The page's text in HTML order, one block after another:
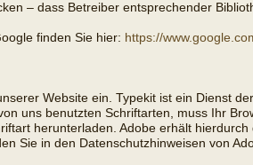
– dass Betreiber entsprechender
finden Sie hier: https://
Website ein. Typekit ist ein Dienst
uns benutzten Schriftarten, muss Ihr
herunterladen. Adobe erhält
Sie in den Datenschutzhinweisen von